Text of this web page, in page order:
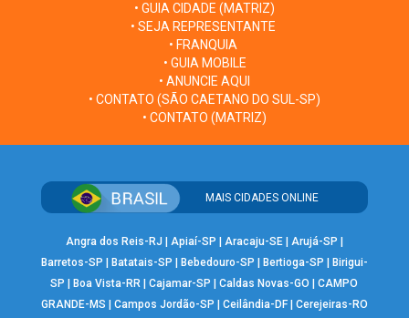
• GUIA CIDADE (MATRIZ)
• SEJA REPRESENTANTE
• FRANQUIA
• GUIA MOBILE
• ANUNCIE AQUI
• CONTATO (SÃO CAETANO DO SUL-SP)
• CONTATO (MATRIZ)
MAIS CIDADES ONLINE
Angra dos Reis-RJ Apiaí-SP Aracaju-SE| Arujá-SP
Barretos-SP
Batatais-SP Bebedouro-SP Bertioga-SP
Birigui-
SP
Boa Vista-RR |Cajamar-SP |Caldas Novas-GO |CAMPO
GRANDE-MS
Campos Jordão-SP Ceilândia-DF| Cerejeiras-RO